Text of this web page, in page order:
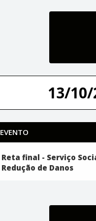
13/
EVENTO
Reta final - Serviço
Redução de Danos